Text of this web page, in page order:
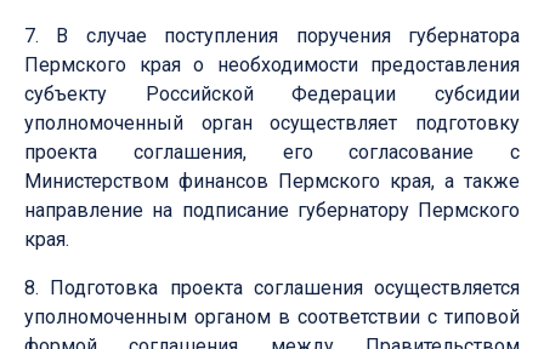
7. В случае поступления поручения губернатора
Пермского края о необходимости предоставления
субъекту Российской Федерации субсидии
уполномоченный орган осуществляет подготовку
проекта соглашения, его согласование с
Министерством финансов Пермского края, а также
направление на подписание губернатору Пермского
края.
8. Подготовка проекта соглашения осуществляется
уполномоченным органом в соответствии с типовой